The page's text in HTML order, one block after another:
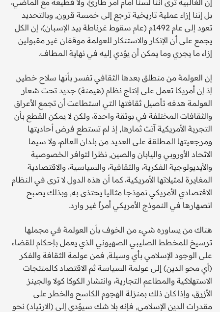
إن الغالبية ترى أننا لسنا أمام أمر طارئ، ولا قطيعة مع الماضي،
بل إننا إزاء عملية تاريخية ترجع إلى خمسة قرون, وبالتحديد
تعود إلى عام 1492م (عام سقوط غرناطة بيد الإسبان)، إن الكل
يجمع على أن الإنكار والاستنكار للعولمة موقفان غير مقبولين
إزاء ما يجري وما يمكن أن يؤدي إليه في نهاية المطاف.
إن العولمة من منطلق بعدها الثقافي تفسر بأنها سلاح خطير,
إذ إن أمريكا تعمل على إنتاج نظام (هيمنة) جديد تحت شعار
العولمة هدفه تأصيل ثقافتها التي استطاعت أن تجمع الأعراق
والثقافات المختلفة في بوتقة واحدة، ولكن لا يمكن القطع بأن
التجربة الأمريكية آتت ثمارها, إذ لم تستطع فرض أحاديتها
ومرجعيتها المطلقة على العديد من بلدان العالم، ولا سيما
الاتحاد الأوروبي واليابان والصين, نظرا لتوافر الخصوصية
والأيديولوجية الفكرية، والثقافية، والسياسية، والاقتصادية
المغايرة لمثيلاتها الأمريكية، كما أن هذه الدول لا ترى في النظام
الاقتصادي الأمريكي نموذجا مثاليا يحتذى به, وبذلك يصبح
انصهارها في النموذج الأمريكي أمراً غير وارد.
هناك من يساوره شيء من الخوف بأن العولمة في مجملها
ترسيخ للمخطط الصليبي الصهيوني الذي يعمل بإحكام للقضاء
على الوجود الإسلامي بأي وسيلة, فمن عولمة الثقافة والفكر
(أي محو الدين) إلى عولمة السياسة ثم الاقتصاد كالمنتجات
الاستهلاكية والمطاعم التجارية، وانتشار الكوكا كولا والجينز
الأزرق، وإذا كان ذلك بمنزلة الهجوم الكاسح والخطر على
مقدرات الدين الإسلامي, فإنه بلا شك سيؤدي إلى (الارتياد) نحو